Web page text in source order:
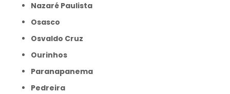
Nazaré Paulista
Osasco
Osvaldo Cruz
Ourinhos
Paranapanema
Pedreira